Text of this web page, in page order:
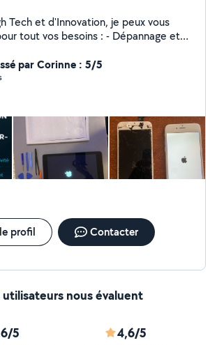
Tech et d'Innovation, je peux vous
vos besoins : - Dépannage et
informatique et logiciel
et Marketing dans les domaines de
l'Innovation depuis plus de 6 ans. Je
la formations IT Un problème?
grâce à un accompagnement
sur mesure !
par Corinne : 5/5
profil Contacter
utilisateurs nous évaluent
5 4,6/5